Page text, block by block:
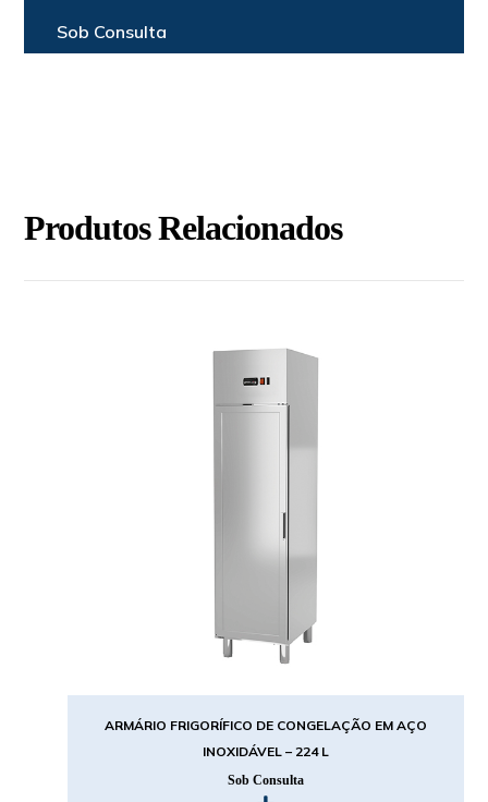
Sob Consulta
Produtos Relacionados
ARMÁRIO FRIGORÍFICO DE CONGELAÇÃO EM AÇO
INOXIDÁVEL – 224 L
Sob Consulta